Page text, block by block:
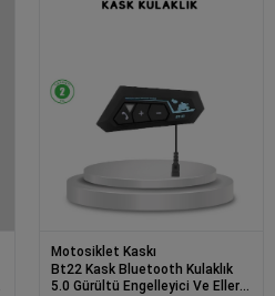
Motosiklet Kaskı
Bt22 Kask Bluetooth Kulaklık
5.0 Gürültü Engelleyici Ve Eller